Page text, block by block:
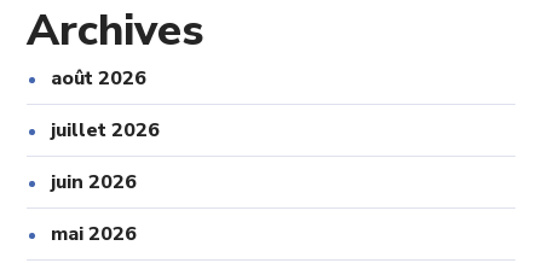
Archives
août 2026
juillet 2026
juin 2026
mai 2026